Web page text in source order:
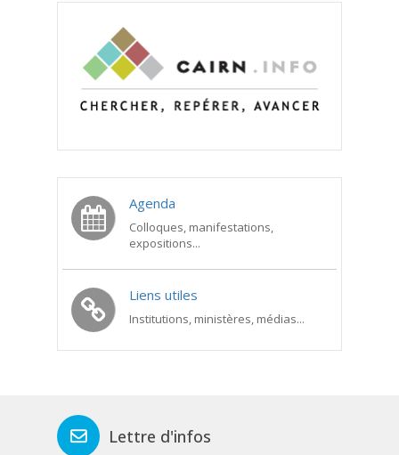
Agenda
Colloques, manifestations,
expositions...
Liens utiles
Institutions, ministères, médias...
Lettre d'infos